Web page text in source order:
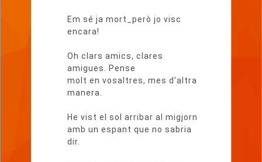
Em sé ja mort_però jo visc
encara!
Oh clars amics, clares
amigues. Pense
molt en vosaltres, mes d’altra
manera.
He vist el sol arribar al migjorn
amb un espant que no sabria
dir.